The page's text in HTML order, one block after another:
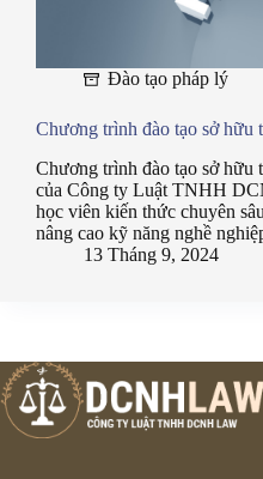
Đào tạo pháp lý
Chương trình đào tạo sở hữu
Chương trình đào tạo sở hữu
của Công ty Luật TNHH
học viên kiến thức chuyên
nâng cao kỹ năng nghề
13 Tháng 9, 2024